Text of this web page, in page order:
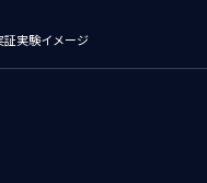
証実験イメージ